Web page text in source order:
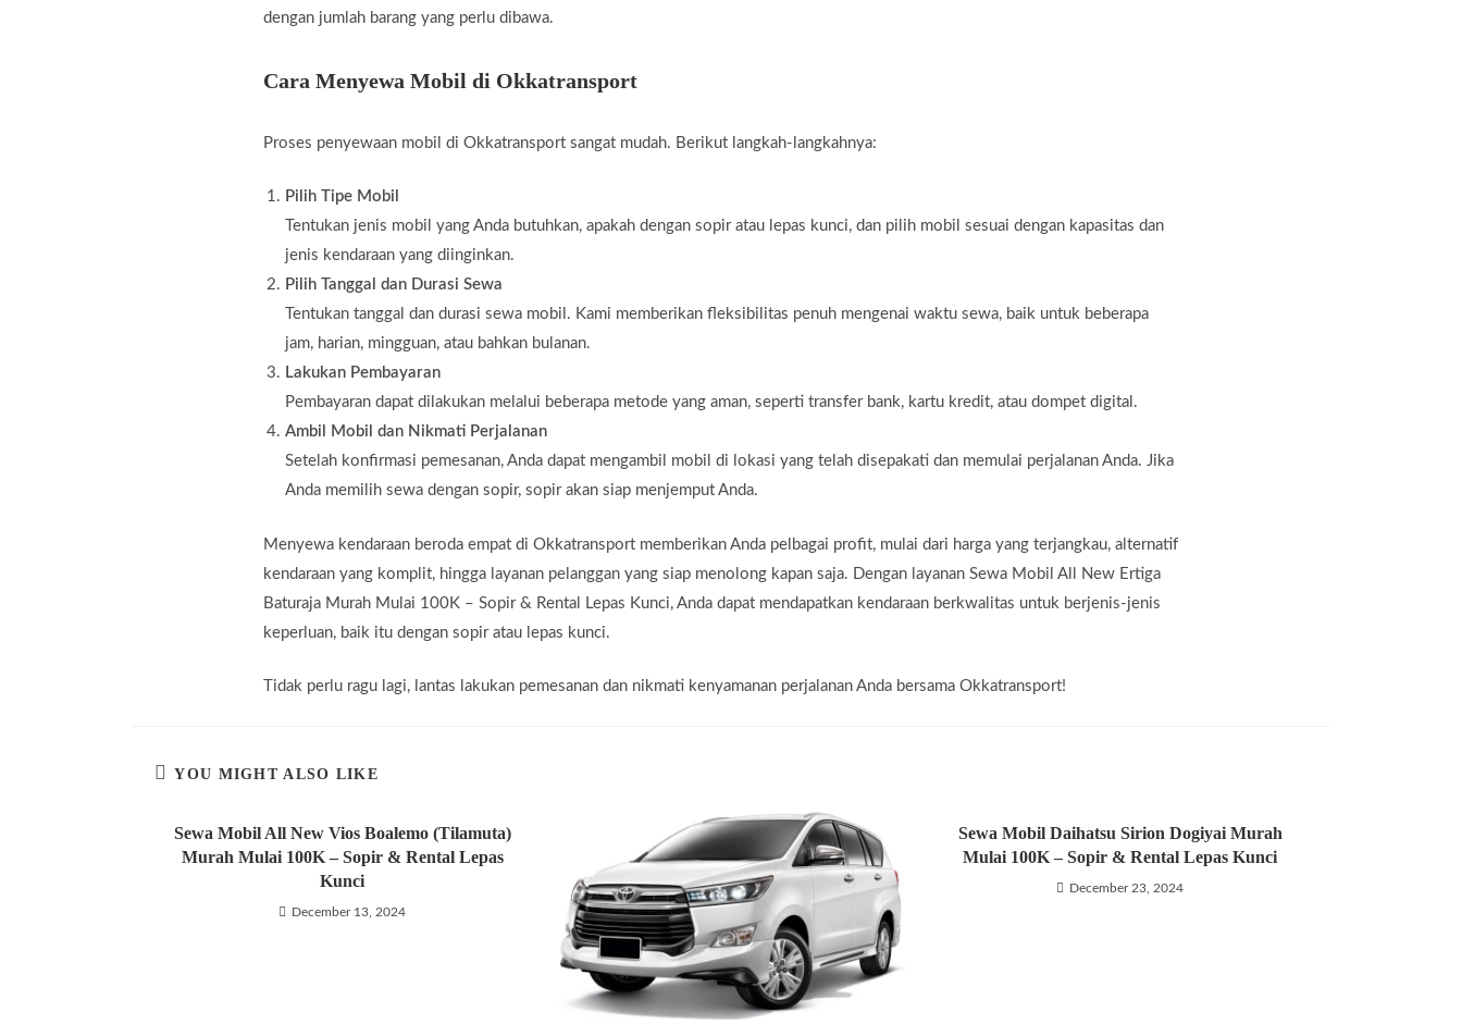
dengan jumlah barang yang perlu dibawa.
Cara Menyewa Mobil di Okkatransport
Proses penyewaan mobil di Okkatransport sangat mudah. Berikut langkah-langkahnya:
Pilih Tipe Mobil
Tentukan jenis mobil yang Anda butuhkan, apakah dengan sopir atau lepas kunci, dan pilih mobil sesuai dengan kapasitas dan
jenis kendaraan yang diinginkan.
Pilih Tanggal dan Durasi Sewa
Tentukan tanggal dan durasi sewa mobil. Kami memberikan fleksibilitas penuh mengenai waktu sewa, baik untuk beberapa
jam, harian, mingguan, atau bahkan bulanan.
Lakukan Pembayaran
Pembayaran dapat dilakukan melalui beberapa metode yang aman, seperti transfer bank, kartu kredit, atau dompet digital.
Ambil Mobil dan Nikmati Perjalanan
Setelah konfirmasi pemesanan, Anda dapat mengambil mobil di lokasi yang telah disepakati dan memulai perjalanan Anda. Jika
Anda memilih sewa dengan sopir, sopir akan siap menjemput Anda.
Menyewa kendaraan beroda empat di Okkatransport memberikan Anda pelbagai profit, mulai dari harga yang terjangkau, alternatif
kendaraan yang komplit, hingga layanan pelanggan yang siap menolong kapan saja. Dengan layanan Sewa Mobil All New Ertiga
Baturaja Murah Mulai 100K – Sopir & Rental Lepas Kunci, Anda dapat mendapatkan kendaraan berkwalitas untuk berjenis-jenis
keperluan, baik itu dengan sopir atau lepas kunci.
Tidak perlu ragu lagi, lantas lakukan pemesanan dan nikmati kenyamanan perjalanan Anda bersama Okkatransport!
YOU MIGHT ALSO LIKE
Sewa Mobil All New Vios Boalemo (Tilamuta)
Murah Mulai 100K – Sopir & Rental Lepas
Kunci
December 13, 2024
Sewa Mobil Daihatsu Sirion Dogiyai Murah
Mulai 100K – Sopir & Rental Lepas Kunci
December 23, 2024